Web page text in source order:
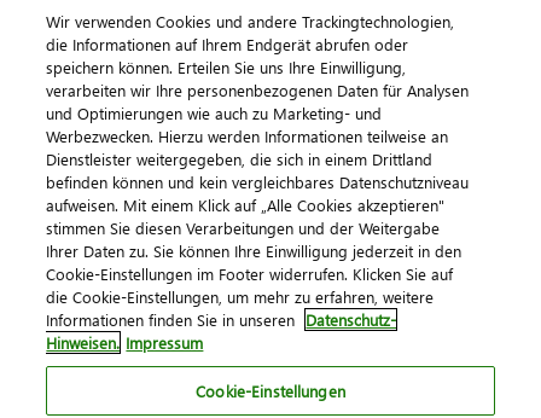
Veranstaltungen
DATEV magazin
DATEV-Community
DATEV-Newsletter
Kontaktieren Sie uns
Wir verwenden Cookies und andere Trackingtechnologien,
die Informationen auf Ihrem Endgerät abrufen oder
speichern können. Erteilen Sie uns Ihre Einwilligung,
verarbeiten wir Ihre personenbezogenen Daten für Analysen
und Optimierungen wie auch zu Marketing- und
Werbezwecken. Hierzu werden Informationen teilweise an
Dienstleister weitergegeben, die sich in einem Drittland
befinden können und kein vergleichbares Datenschutzniveau
aufweisen. Mit einem Klick auf „Alle Cookies akzeptieren"
stimmen Sie diesen Verarbeitungen und der Weitergabe
Ihrer Daten zu. Sie können Ihre Einwilligung jederzeit in den
Cookie-Einstellungen im Footer widerrufen. Klicken Sie auf
die Cookie-Einstellungen, um mehr zu erfahren, weitere
Informationen finden Sie in unseren Datenschutz-
Hinweisen. Impressum
Cookie-Einstellungen